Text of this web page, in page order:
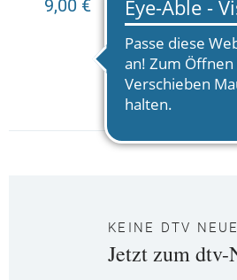
9,00 €
KEINE DTV
Jetzt zum dtv-